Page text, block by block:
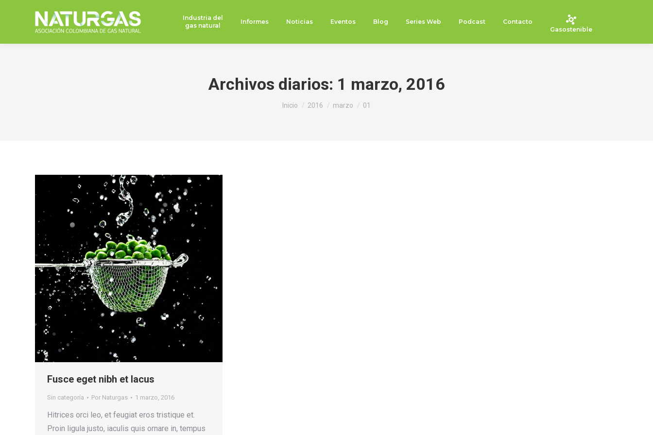
Industria del
gas natural
Informes Noticias Eventos Blog Series Web Podcast
Contacto
Gasostenible
Archivos diarios: 1 marzo, 2016
Estás aquí:
Inicio 2016 marzo 01
Fusce eget nibh et lacus
Sin categoría Por Naturgas 1 marzo, 2016
Hitrices orci leo, et feugiat eros tristique et.
Proin ligula justo, iaculis quis ornare in, tempus